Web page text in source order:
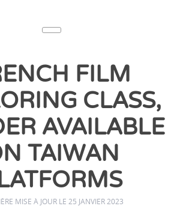
FILM
CLASS,
AVAILABLE
TAIWAN
MISE À JOUR LE 25 JANVIER 2023